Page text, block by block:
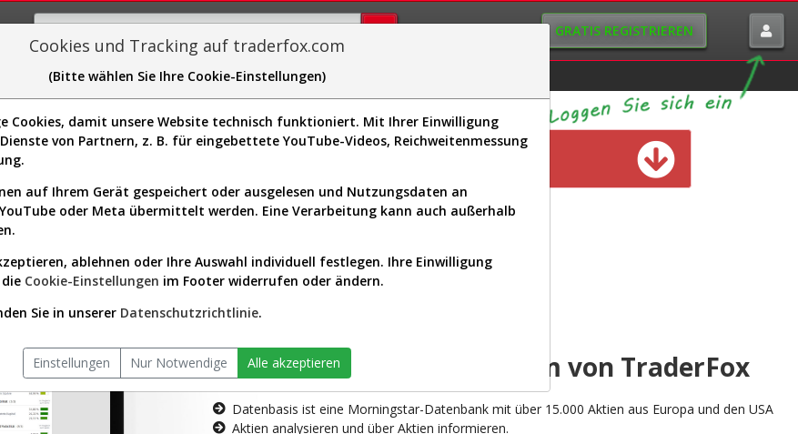
GRATIS REGISTRIEREN
Sector-Spider Easy-Scan Visualizations
ist nur für Premium-Kunden verfügbar
AKTIEN-TERMINAL
Die Aktienanalyse-Plattform von TraderFox
Datenbasis ist eine Morningstar-Datenbank mit über 15.000 Aktien aus Europa und den USA
Aktien analysieren und über Aktien informieren.
Cookies und Tracking auf traderfox.com
(Bitte wählen Sie Ihre Cookie-Einstellungen)
Cookies, damit unsere Website technisch funktioniert. Mit Ihrer Einwilligung
von Partnern, z. B. für eingebettete YouTube-Videos, Reichweitenmessung
auf Ihrem Gerät gespeichert oder ausgelesen und Nutzungsdaten an
oder Meta übermittelt werden. Eine Verarbeitung kann auch außerhalb
ablehnen oder Ihre Auswahl individuell festlegen. Ihre Einwilligung
Cookie-Einstellungen im Footer widerrufen oder ändern.
Sie in unserer Datenschutzrichtlinie.
Einstellungen Nur Notwendige Alle akzeptieren